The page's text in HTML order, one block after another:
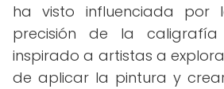
ha visto influenciada por
precisión de la
inspirado a artistas a
de aplicar la pintura y